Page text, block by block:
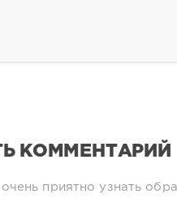
КОММЕНТАРИЙ
приятно узнать